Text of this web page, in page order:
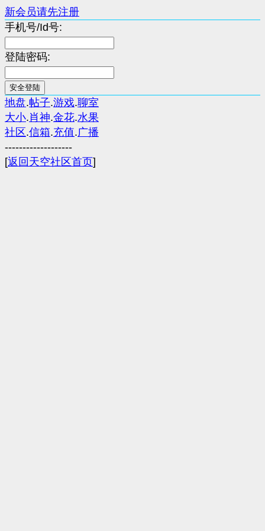
新会员请先注册
手机号/Id号:
登陆密码:
地盘.帖子.游戏.聊室
大小.肖神.金花.水果
社区 .信箱.充值.广播
-------------------
[返回天空社区首页]